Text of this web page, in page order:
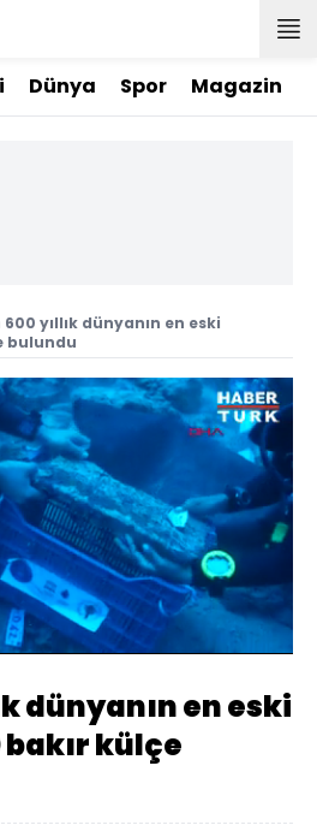
Dünya Spor Magazin
600 yıllık dünyanın en eski
bulundu
Oynatma
Hızı
dünyanın en eski
bakır külçe